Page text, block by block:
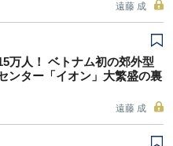
遠藤 成
万人！ ベトナム初の郊外型
ンター「イオン」大繁盛の裏
遠藤 成